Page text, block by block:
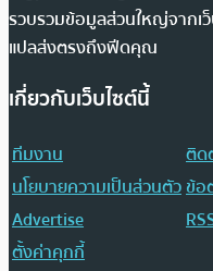
รวบรวมข้อมูลส่วนใหญ่จากเว็
แปลส่งตรงถึงฟีดคุณ
เกี่ยวกับเว็บไซต์นี้
ทีมงาน
ติด
นโยบายความเป็นส่วนตัวข้อ
Advertise
ตั้งค่าคุกกี้